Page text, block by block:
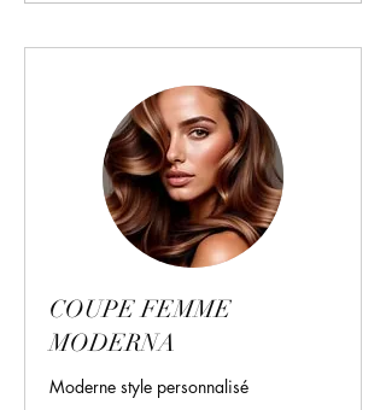
COUPE FEMME
MODERNA
Moderne style personnalisé